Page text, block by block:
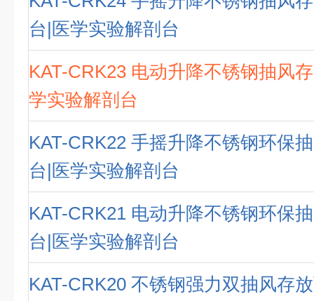
台|医学实验解剖台
KAT-CRK23 电动升降不锈钢抽风
学实验解剖台
KAT-CRK22 手摇升降不锈钢环保
台|医学实验解剖台
KAT-CRK21 电动升降不锈钢环保
台|医学实验解剖台
KAT-CRK20 不锈钢强力双抽风存